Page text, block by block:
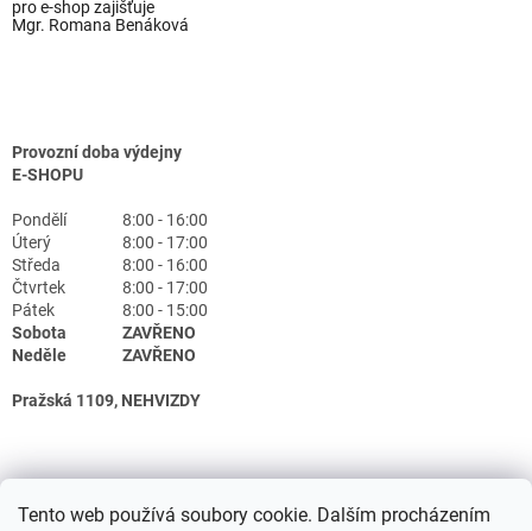
Tento web používá soubory cookie. Dalším procházením
pro e-shop zajišťuje
Mgr. Romana Benáková
Provozní doba výdejny
E-SHOPU
Pondělí
8:00 - 16:00
Úterý
8:00 - 17:00
Středa
8:00 - 16:00
Čtvrtek
8:00 - 17:00
Pátek
8:00 - 15:00
Sobota
ZAVŘENO
Neděle
ZAVŘENO
Pražská 1109, NEHVIZDY